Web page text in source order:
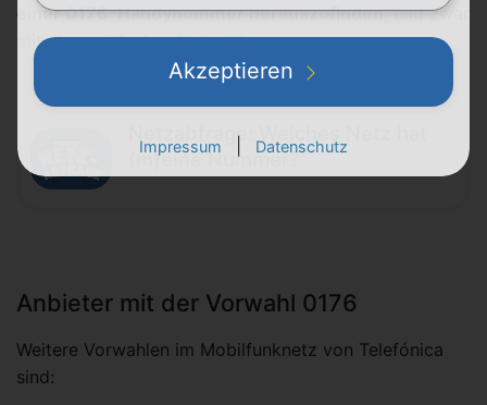
einer 0176-Handynummer herauszufinden, und zwar
mit einer einfachenNetzabfrage.
Netzabfrage: Welches Netz hat
(m)eine Nummer?
Anbieter mit der Vorwahl 0176
Weitere Vorwahlen im Mobilfunknetz von Telefónica
sind:
Akzeptieren
Impressum Datenschutz